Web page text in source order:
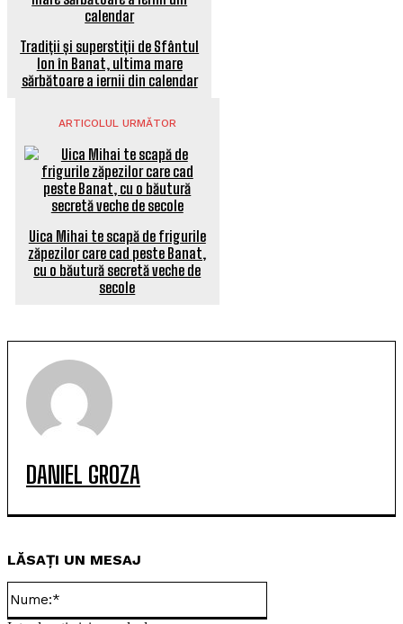
Tradiții și superstiții de Sfântul
Ion în Banat, ultima mare
sărbătoare a iernii din calendar
ARTICOLUL URMĂTOR
Uica Mihai te scapă de frigurile
zăpezilor care cad peste Banat,
cu o băutură secretă veche de
secole
DANIEL GROZA
LĂSAȚI UN MESAJ